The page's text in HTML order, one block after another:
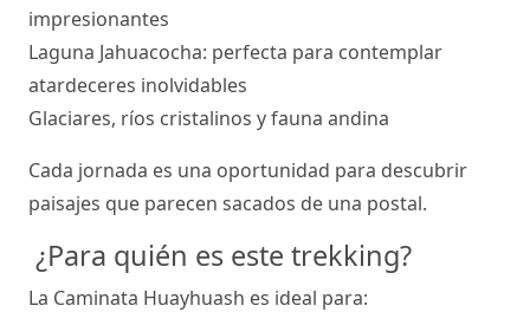
impresionantes
Laguna Jahuacocha: perfecta para contemplar
atardeceres inolvidables
Glaciares, ríos cristalinos y fauna andina
Cada jornada es una oportunidad para descubrir
paisajes que parecen sacados de una postal.
¿Para quién es este trekking?
La Caminata Huayhuash es ideal para: